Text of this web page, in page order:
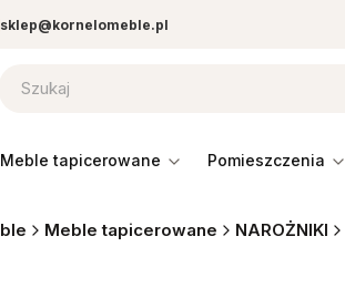
sklep@kornelomeble.pl
meble tapicerowane pomieszczenia
Meble tapicerowane NAROŻNIKI